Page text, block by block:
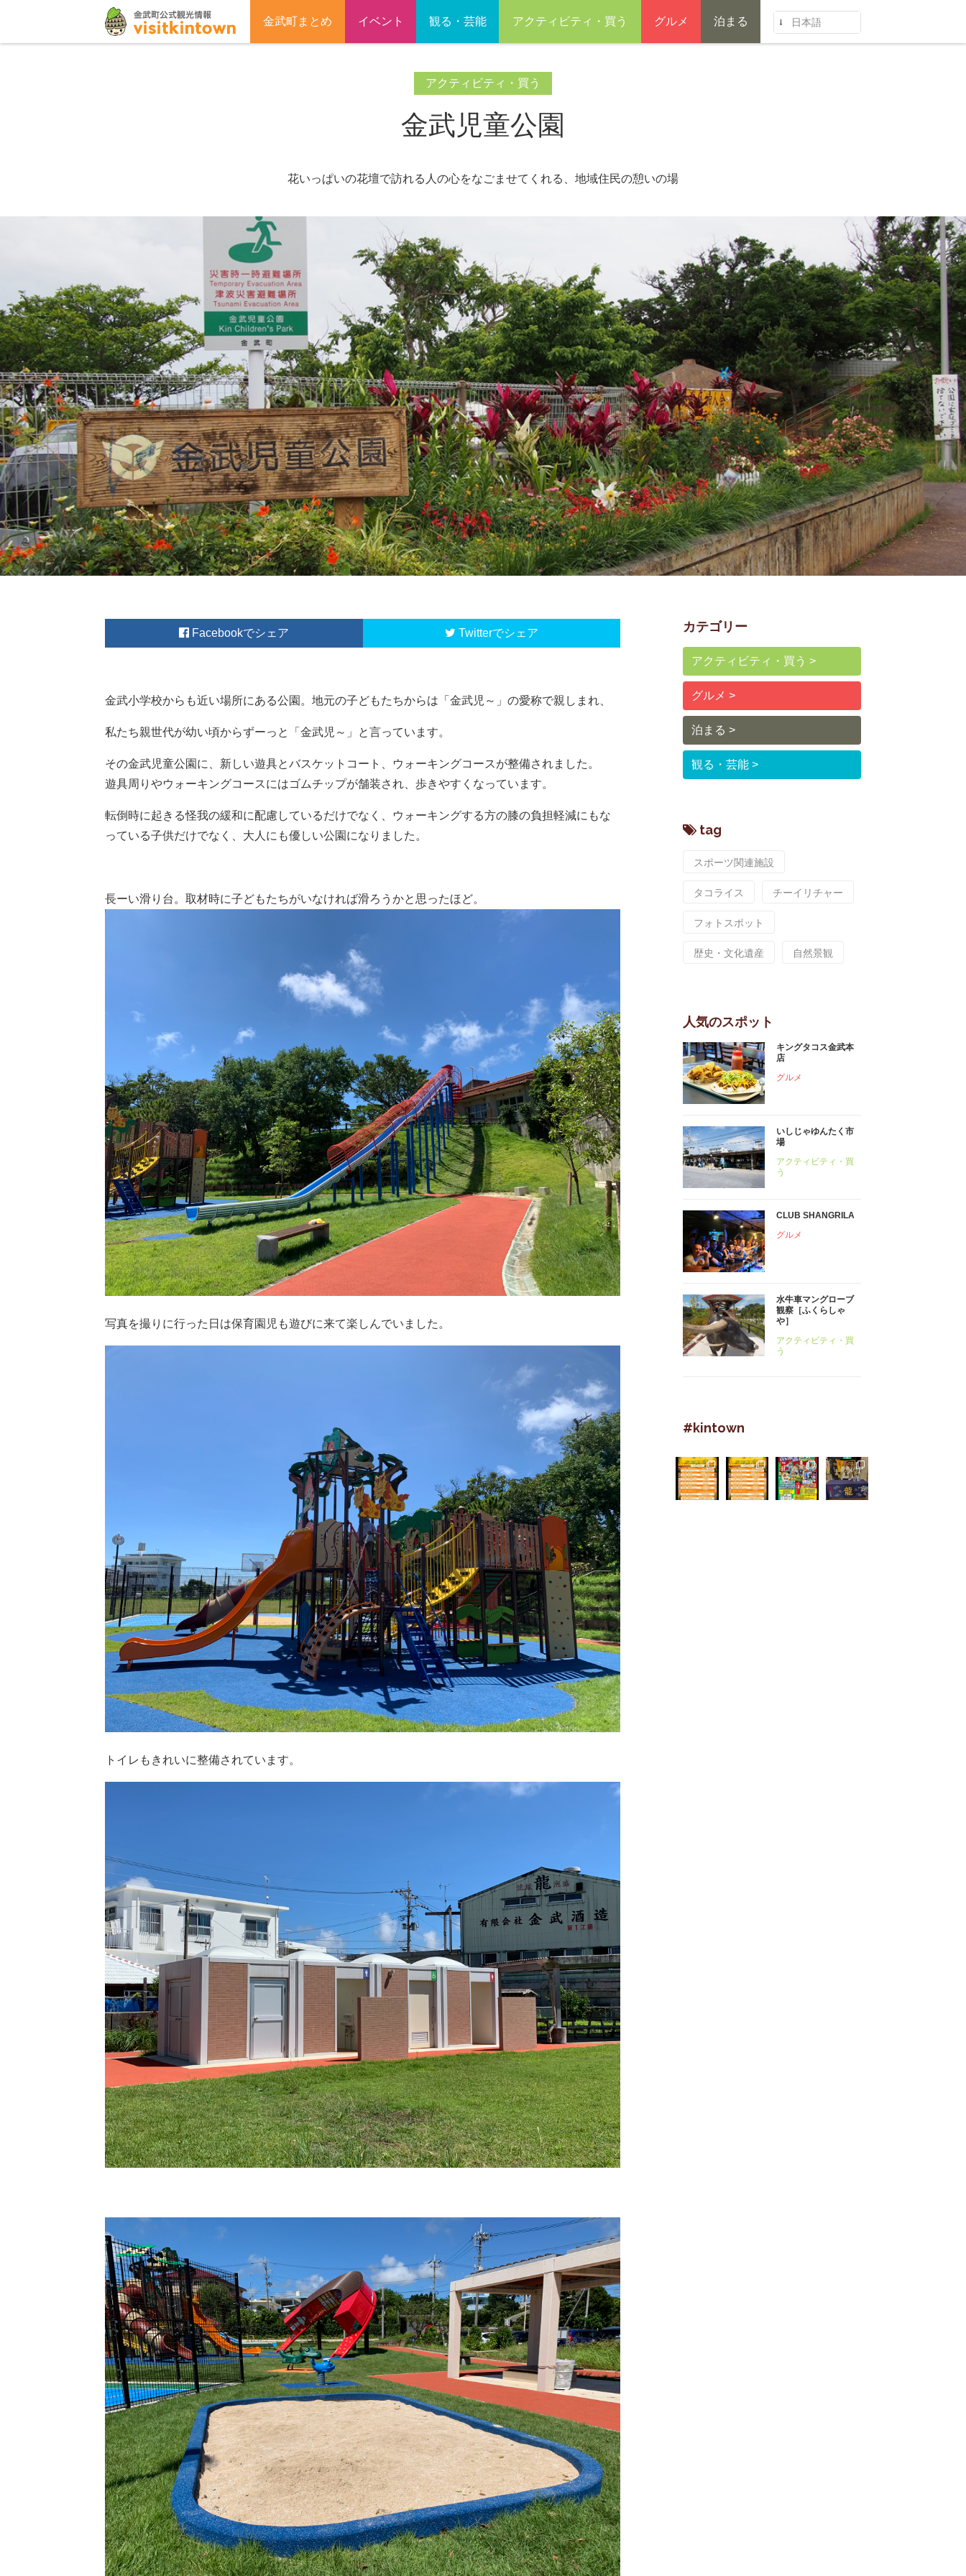
金武町まとめ イベント 観る・芸能 アクティビティ・買う グルメ 泊まる 日本語
アクティビティ・買う
金武児童公園
花いっぱいの花壇で訪れる人の心をなごませてくれる、地域住民の憩いの場
Facebook Twitter
金武小学校からも近い場所にある公園。地元の子どもたちからは「金武児～」の愛称で親しまれ、
私たち親世代が幼い頃からずーっと「金武児～」と言っています。
その金武児童公園に、新しい遊具とバスケットコート、ウォーキングコースが整備されました。
遊具周りやウォーキングコースにはゴムチップが舗装され、歩きやすくなっています。
転倒時に起きる怪我の緩和に配慮しているだけでなく、ウォーキングする方の膝の負担軽減にもな
っている子供だけでなく、大人にも優しい公園になりました。
長ーい滑り台。取材時に子どもたちがいなければ滑ろうかと思ったほど。
写真を撮りに行った日は保育園児も遊びに来て楽しんでいました。
トイレもきれいに整備されています。
カテゴリー
アクティビティ・買う
グルメ
泊まる
観る・芸能
tag
スポーツ関連施設
タコライス チーイリチャー
フォトスポット
歴史・文化遺産 自然景観
人気のスポット
キングタコス金武本
店
グルメ
いしじゃゆんたく市
場
アクティビティ・買
う
CLUB SHANGRILA
グルメ
水牛車マングローブ
観察［ふくらしゃ
や］
アクティビティ・買
う
#kintown